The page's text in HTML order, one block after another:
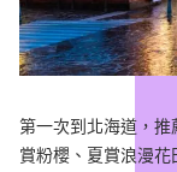
第一次到北海道，
賞粉櫻、夏賞浪漫